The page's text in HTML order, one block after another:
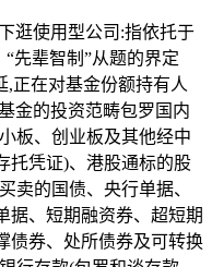
使用型公司:指依托于
先辈智制”从题的界定
,正在对基金份额持有人
金的投资范畴包罗国内
板、创业板及其他经中
托凭证)、港股通标的股
卖的国债、央行单据、
据、短期融资券、超短期
债券、处所债券及可转换